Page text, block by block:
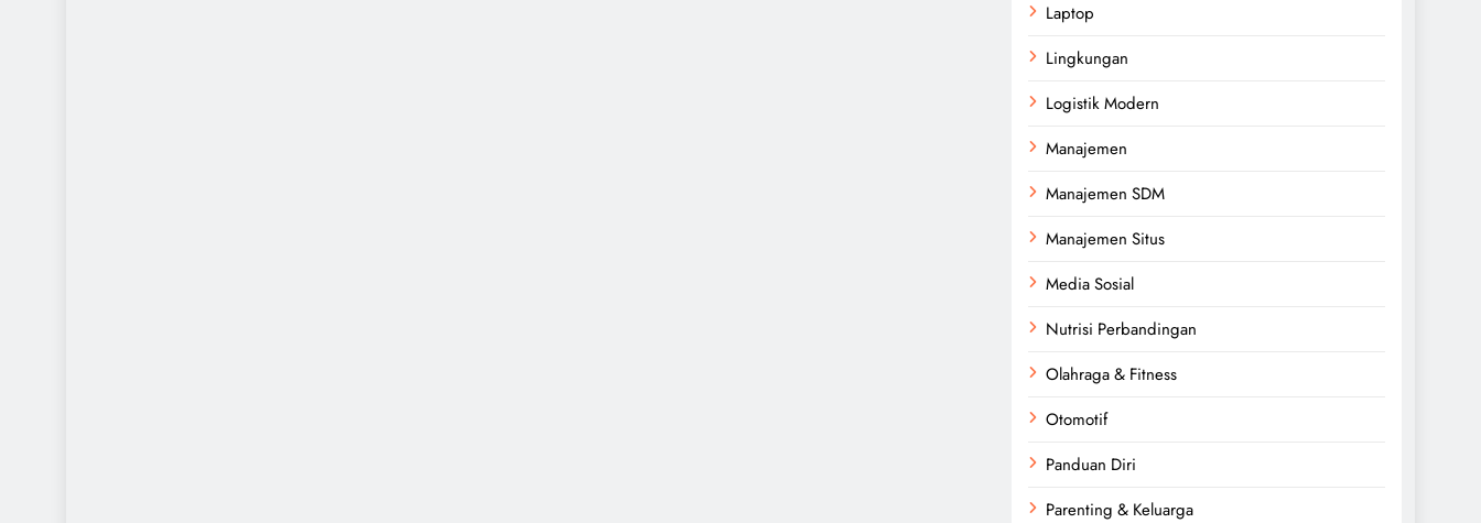
Laptop
Lingkungan
Logistik Modern
Manajemen
Manajemen SDM
Manajemen Situs
Media Sosial
Nutrisi Perbandingan
Olahraga & Fitness
Otomotif
Panduan Diri
Parenting & Keluarga